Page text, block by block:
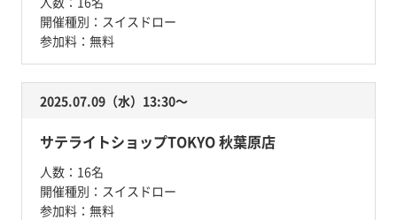
開催種別： スイスドロー
参加料： 無料
2025.07.09（水）13:30〜
サテライトショップTOKYO 秋葉原店
人数： 16名
開催種別： スイスドロー
参加料： 無料